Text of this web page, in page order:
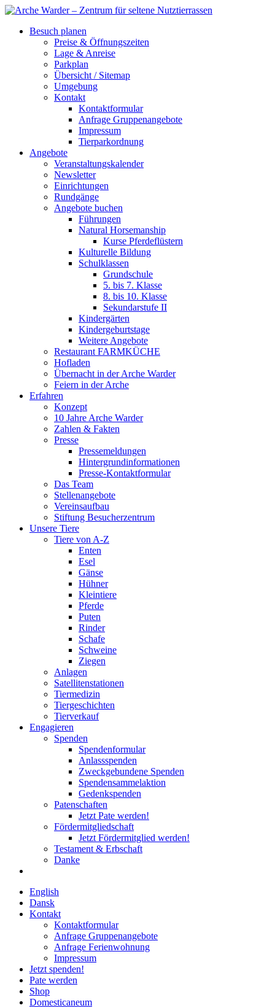
Besuch planen
Preise & Öffnungszeiten
Lage & Anreise
Parkplan
Übersicht / Sitemap
Umgebung
Kontakt
Kontaktformular
Anfrage Gruppenangebote
Impressum
Tierparkordnung
Angebote
Veranstaltungskalender
Newsletter
Einrichtungen
Rundgänge
Angebote buchen
Führungen
Natural Horsemanship
Kurse Pferdeflüstern
Kulturelle Bildung
Schulklassen
Grundschule
5. bis 7. Klasse
8. bis 10. Klasse
Sekundarstufe II
Kindergärten
Kindergeburtstage
Weitere Angebote
Restaurant FARMKÜCHE
Hofladen
Übernacht in der Arche Warder
Feiern in der Arche
Erfahren
Konzept
10 Jahre Arche Warder
Zahlen & Fakten
Presse
Pressemeldungen
Hintergrundinformationen
Presse-Kontaktformular
Das Team
Stellenangebote
Vereinsaufbau
Stiftung Besucherzentrum
Unsere Tiere
Tiere von A-Z
Enten
Esel
Gänse
Hühner
Kleintiere
Pferde
Puten
Rinder
Schafe
Schweine
Ziegen
Anlagen
Satellitenstationen
Tiermedizin
Tiergeschichten
Tierverkauf
Engagieren
Spenden
Spendenformular
Anlassspenden
Zweckgebundene Spenden
Spendensammelaktion
Gedenkspenden
Patenschaften
Jetzt Pate werden!
Fördermitgliedschaft
Jetzt Fördermitglied werden!
Testament & Erbschaft
Danke
English
Dansk
Kontakt
Kontaktformular
Anfrage Gruppenangebote
Anfrage Ferienwohnung
Impressum
Jetzt spenden!
Pate werden
Shop
Domesticaneum